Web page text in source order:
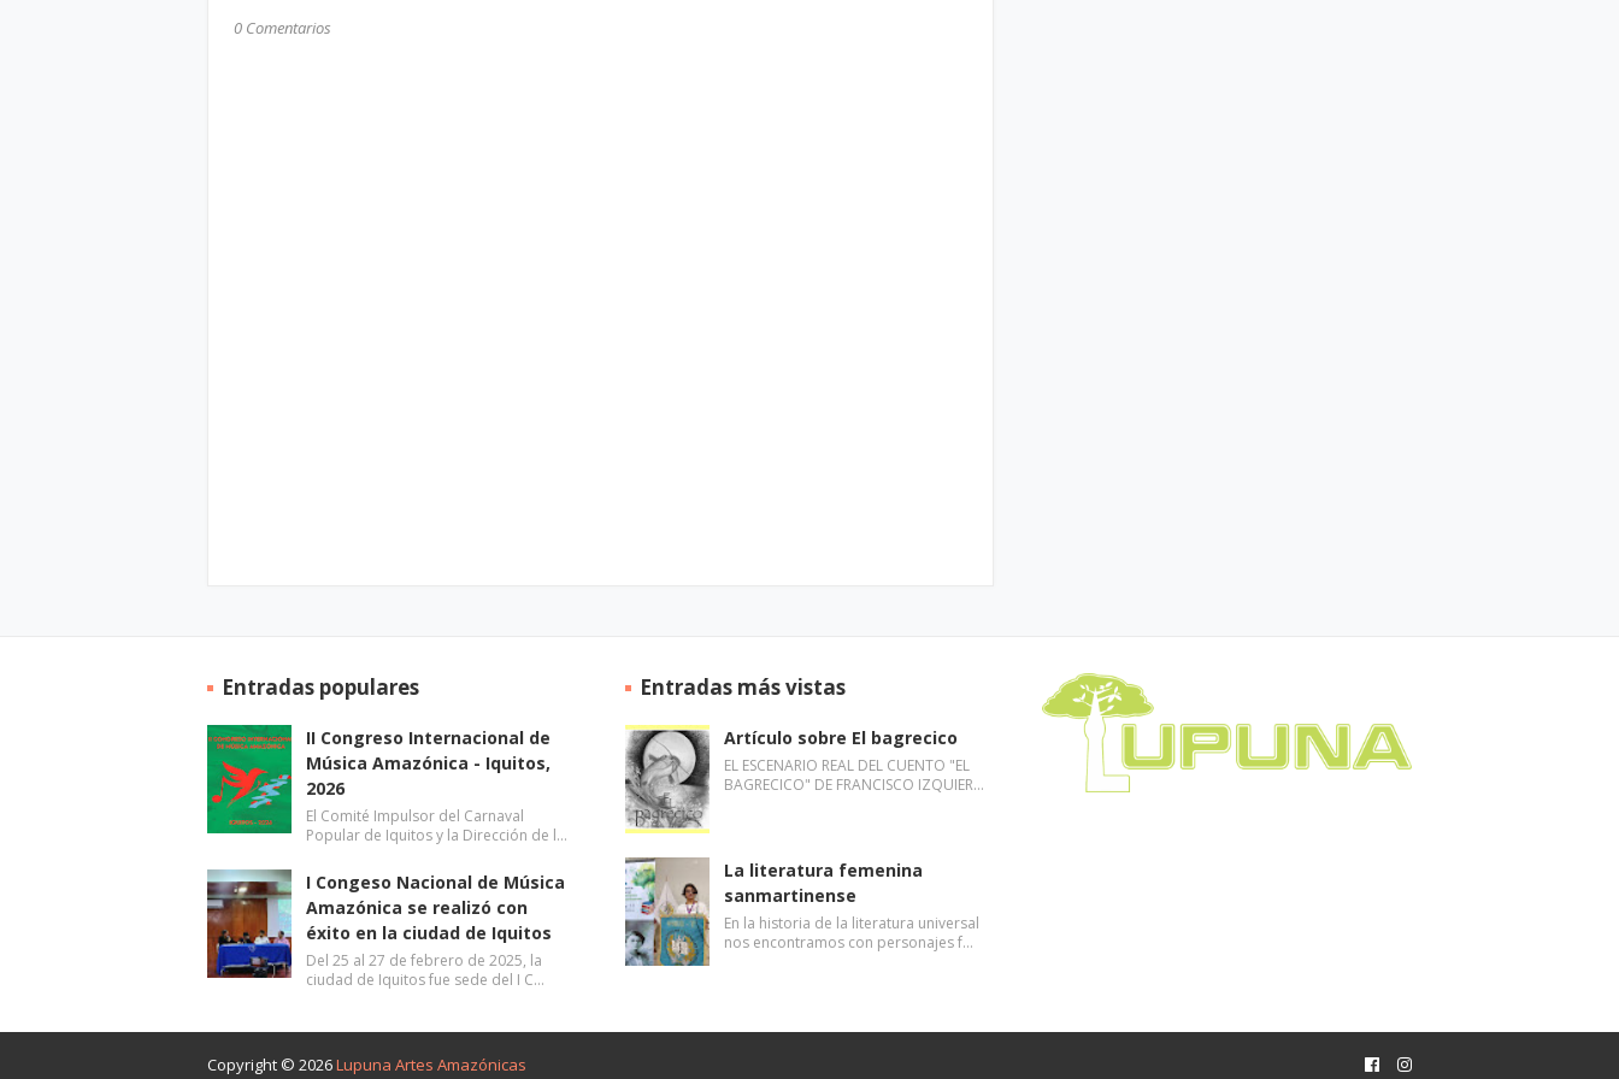
0 Comentarios
Entradas populares
II Congreso Internacional de
Música Amazónica - Iquitos,
2026
El Comité Impulsor del Carnaval
Popular de Iquitos y la Dirección de l…
I Congeso Nacional de Música
Amazónica se realizó con
éxito en la ciudad de Iquitos
Del 25 al 27 de febrero de 2025, la
ciudad de Iquitos fue sede del I C…
Entradas más vistas
Artículo sobre El bagrecico
EL ESCENARIO REAL DEL CUENTO "EL
BAGRECICO" DE FRANCISCO IZQUIER…
La literatura femenina
sanmartinense
En la historia de la literatura universal
nos encontramos con personajes f…
Copyright © 2026Lupuna Artes Amazónicas